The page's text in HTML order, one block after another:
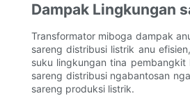
Dampak Lingkungan
Transformator miboga dampak
sareng distribusi listrik anu
suku lingkungan tina pembangkit
sareng distribusi ngabantosan
sareng produksi listrik.